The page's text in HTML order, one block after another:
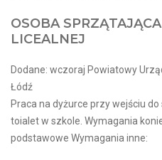
OSOBA
LICEALNEJ
Dodane: wczoraj Powiatowy
Łódź
Praca na dyżurce przy wejściu
toialet w szkole. Wymagania
podstawowe Wymagania inne: